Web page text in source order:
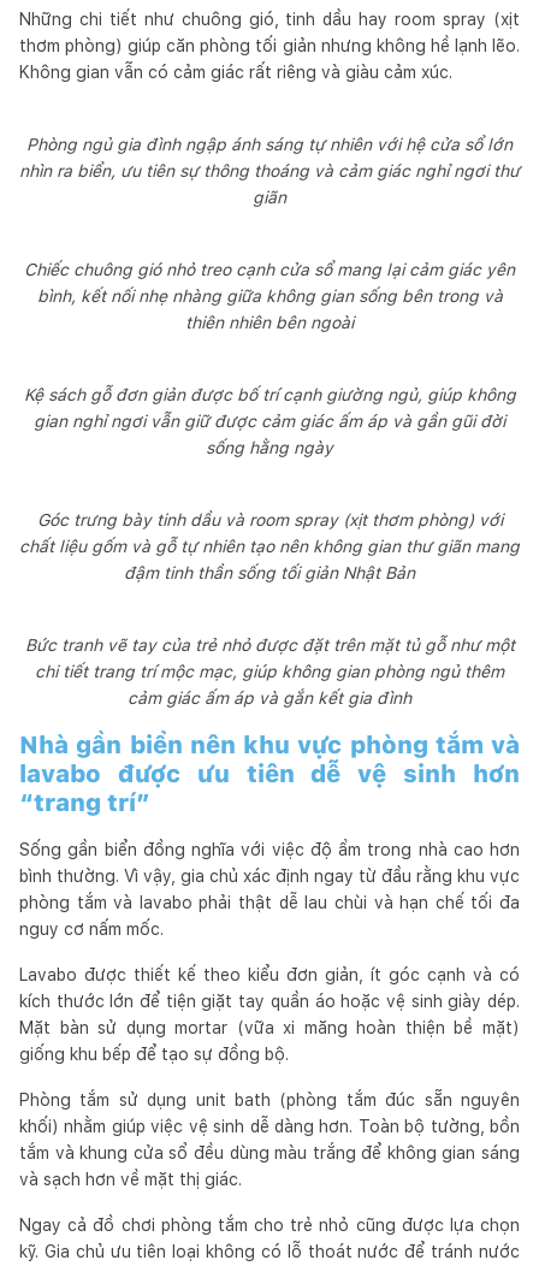
Những chi tiết như chuông gió, tinh dầu hay room spray (xịt
thơm phòng) giúp căn phòng tối giản nhưng không hề lạnh lẽo.
Không gian vẫn có cảm giác rất riêng và giàu cảm xúc.
Phòng ngủ gia đình ngập ánh sáng tự nhiên với hệ cửa sổ lớn
nhìn ra biển, ưu tiên sự thông thoáng và cảm giác nghỉ ngơi thư
giãn
Chiếc chuông gió nhỏ treo cạnh cửa sổ mang lại cảm giác yên
bình, kết nối nhẹ nhàng giữa không gian sống bên trong và
thiên nhiên bên ngoài
Kệ sách gỗ đơn giản được bố trí cạnh giường ngủ, giúp không
gian nghỉ ngơi vẫn giữ được cảm giác ấm áp và gần gũi đời
sống hằng ngày
Góc trưng bày tinh dầu và room spray (xịt thơm phòng) với
chất liệu gốm và gỗ tự nhiên tạo nên không gian thư giãn mang
đậm tinh thần sống tối giản Nhật Bản
Bức tranh vẽ tay của trẻ nhỏ được đặt trên mặt tủ gỗ như một
chi tiết trang trí mộc mạc, giúp không gian phòng ngủ thêm
cảm giác ấm áp và gắn kết gia đình
Nhà gần biển nên khu vực phòng tắm và
lavabo được ưu tiên dễ vệ sinh hơn
“trang trí”
Sống gần biển đồng nghĩa với việc độ ẩm trong nhà cao hơn
bình thường. Vì vậy, gia chủ xác định ngay từ đầu rằng khu vực
phòng tắm và lavabo phải thật dễ lau chùi và hạn chế tối đa
nguy cơ nấm mốc.
Lavabo được thiết kế theo kiểu đơn giản, ít góc cạnh và có
kích thước lớn để tiện giặt tay quần áo hoặc vệ sinh giày dép.
Mặt bàn sử dụng mortar (vữa xi măng hoàn thiện bề mặt)
giống khu bếp để tạo sự đồng bộ.
Phòng tắm sử dụng unit bath (phòng tắm đúc sẵn nguyên
khối) nhằm giúp việc vệ sinh dễ dàng hơn. Toàn bộ tường, bồn
tắm và khung cửa sổ đều dùng màu trắng để không gian sáng
và sạch hơn về mặt thị giác.
Ngay cả đồ chơi phòng tắm cho trẻ nhỏ cũng được lựa chọn
kỹ. Gia chủ ưu tiên loại không có lỗ thoát nước để tránh nước